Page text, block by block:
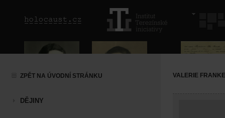
ZPĚT NA ÚVODNÍ STRÁNKU
DĚJINY
VALERIE